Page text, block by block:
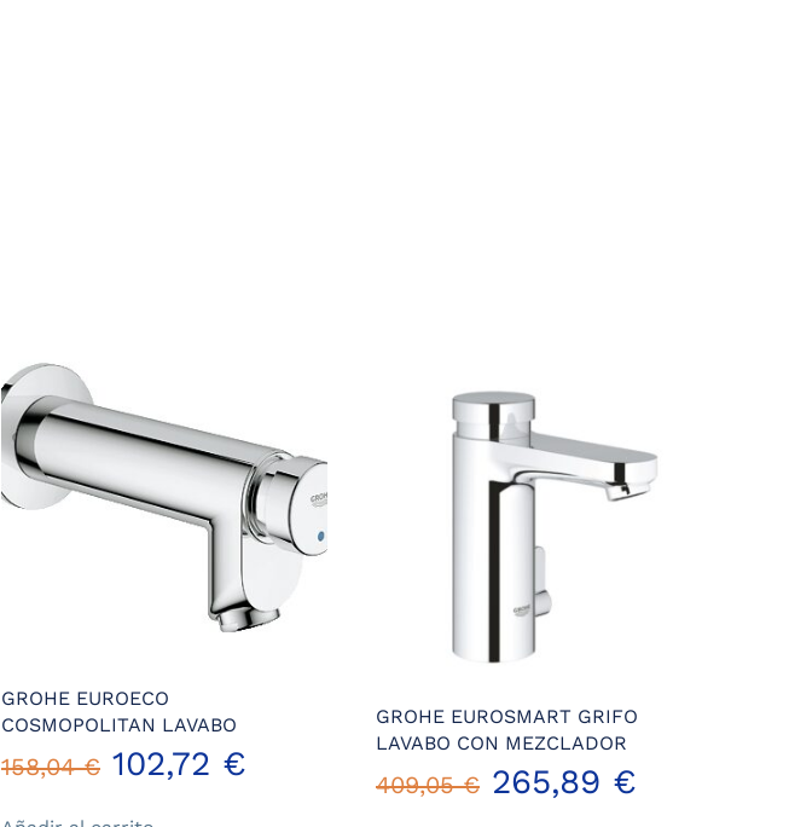
GROHE EUROECO
COSMOPOLITAN LAVABO
158,04€ El
precio
102,72 €
GROHE EUROSMART GRIFO
LAVABO CON MEZCLADOR
409,05€ El
265,89 €